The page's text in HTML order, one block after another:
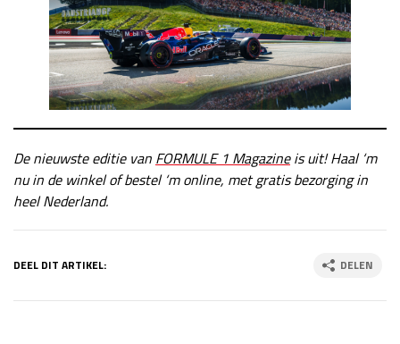
De nieuwste editie van FORMULE 1 Magazineis uit! Haal ‘m
nu in de winkel of bestel ‘m online, met gratis bezorging in
heel Nederland.
DEEL DIT ARTIKEL: DELEN